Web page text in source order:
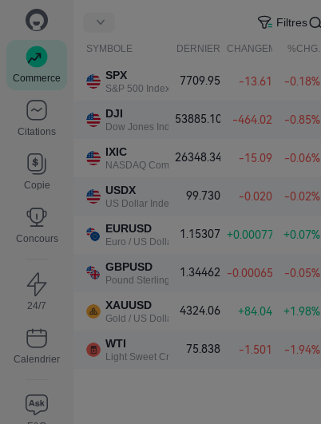
Commerce
Citations
Copie
Concours
24/7
Calendrier
Filtres
SYMBOLE DERNIER CHANGEMENT NET.
%CHG.
SPX
S&P 500 Index
7709.95 -13.61 -0.18%
DJI
Dow Jones Industrial Average
53885.10 -464.02 -0.85%
IXIC
NASDAQ Composite Index
26348.34 -15.09 -0.06%
USDX
US Dollar Index
99.730 -0.020 -0.02%
EURUSD
Euro / US Dollar
1.15307 +0.00077 +0.07%
GBPUSD
Pound Sterling / US Dollar
1.34462 -0.00065 -0.05%
XAUUSD
Gold / US Dollar
4324.06 +84.04 +1.98%
WTI
Light Sweet Crude Oil
75.838 -1.501 -1.94%